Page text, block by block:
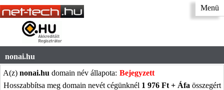
Menü
nonai.hu
A(z) nonai.hu domain név állapota: Bejegyzett
Hosszabbítsa meg domain nevét cégünknél 1 976 Ft + Áfa összegért